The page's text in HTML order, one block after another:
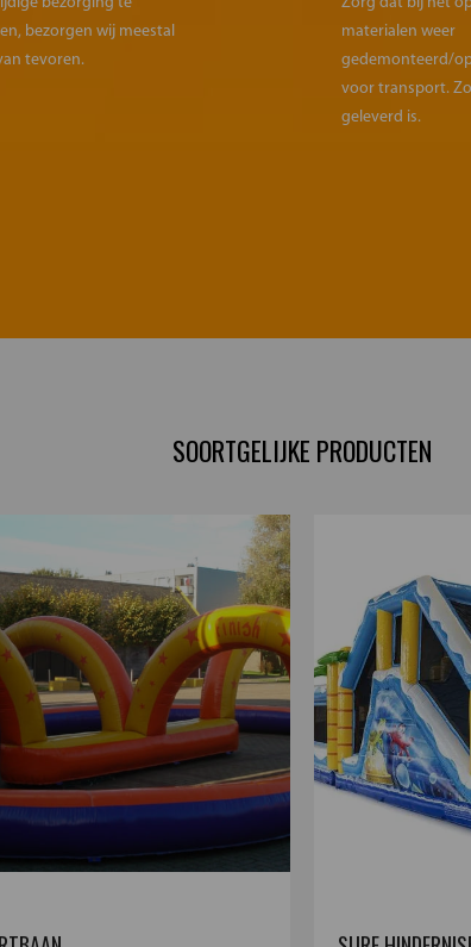
bezorgen wij meestal
tevoren.
materialen weer
gedemonteerd/
voor transport.
geleverd is.
SOORTGELIJKE PRODUCTEN